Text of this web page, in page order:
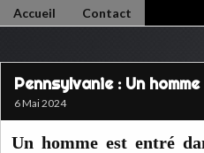
Accueil Contact
Pennsylvanie : Un
6 Mai 2024
Un homme est entré